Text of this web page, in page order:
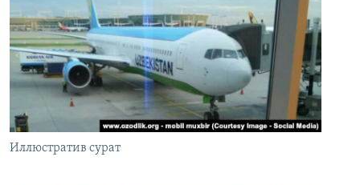
Иллюстратив сурат